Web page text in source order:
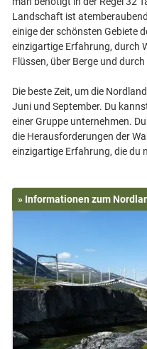
Landschaft ist
einige der schönsten Gebiete
einzigartige Erfahrung, durch
Flüssen, über Berge und
Die beste Zeit, um die
Juni und September. Du
einer Gruppe unternehmen.
die Herausforderungen der
» Informationen zum